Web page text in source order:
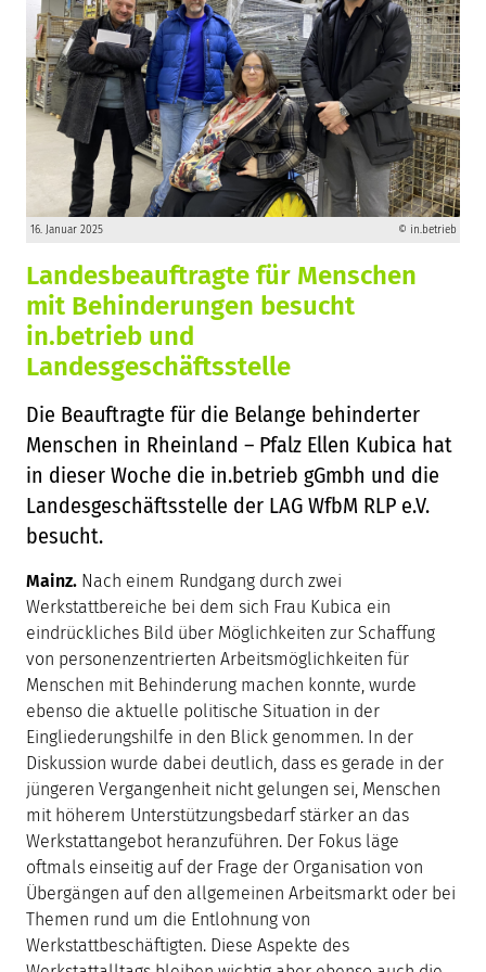
16. Januar 2025 © in.betrieb
Landesbeauftragte für Menschen
mit Behinderungen besucht
in.betrieb und
Landesgeschäftsstelle
Die Beauftragte für die Belange behinderter
Menschen in Rheinland – Pfalz Ellen Kubica hat
in dieser Woche die in.betrieb gGmbh und die
Landesgeschäftsstelle der LAG WfbM RLP e.V.
besucht.
Mainz. Nach einem Rundgang durch zwei
Werkstattbereiche bei dem sich Frau Kubica ein
eindrückliches Bild über Möglichkeiten zur Schaffung
von personenzentrierten Arbeitsmöglichkeiten für
Menschen mit Behinderung machen konnte, wurde
ebenso die aktuelle politische Situation in der
Eingliederungshilfe in den Blick genommen. In der
Diskussion wurde dabei deutlich, dass es gerade in der
jüngeren Vergangenheit nicht gelungen sei, Menschen
mit höherem Unterstützungsbedarf stärker an das
Werkstattangebot heranzuführen. Der Fokus läge
oftmals einseitig auf der Frage der Organisation von
Übergängen auf den allgemeinen Arbeitsmarkt oder bei
Themen rund um die Entlohnung von
Werkstattbeschäftigten. Diese Aspekte des